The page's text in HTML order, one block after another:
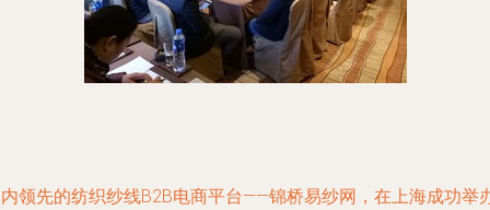
领先的纺织纱线B2B电商平台——锦桥易纱网，在上海成功举